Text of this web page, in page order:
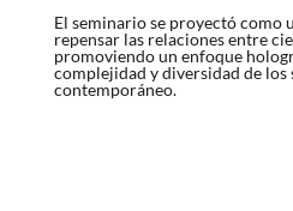
El seminario se proyectó como
repensar las relaciones entre
promoviendo un enfoque
complejidad y diversidad de los
contemporáneo.